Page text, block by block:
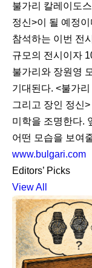
불가리 칼레이도
정신>이 될 예정
참석하는 이번 전
규모의 전시이자
불가리와 장원영
기대된다. <불가
그리고 장인 정신
미학을 조명한다.
어떤 모습을 보여
www.bulgari.com
Editors’ Picks
View All